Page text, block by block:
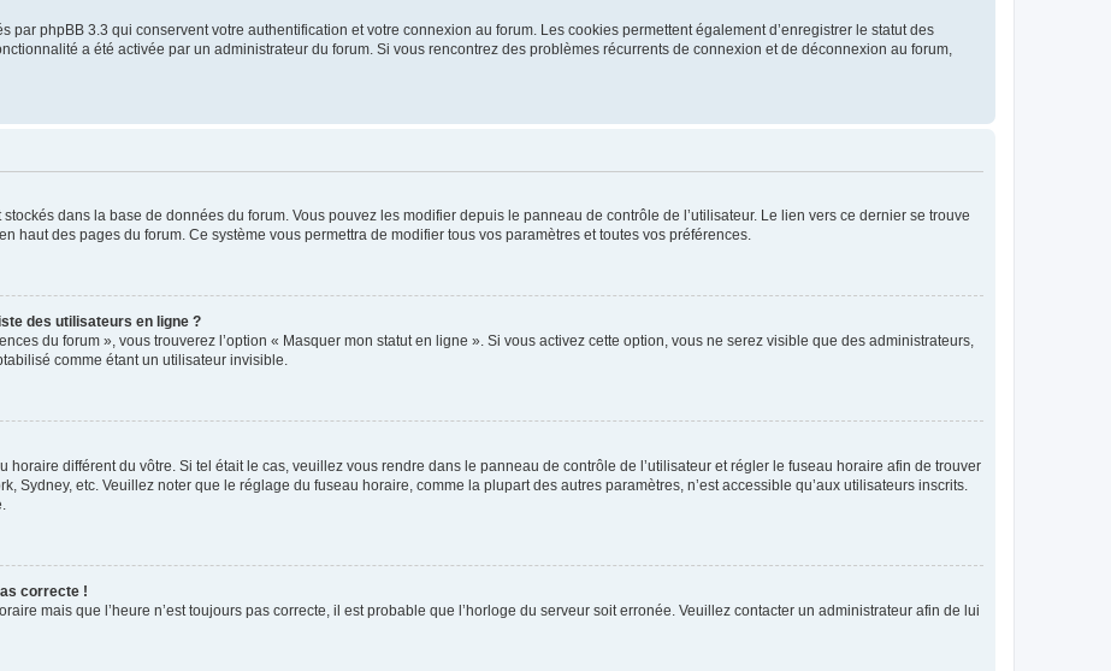
par phpBB 3.3 qui conservent votre authentification et votre connexion au forum. Les cookies permettent également d’enregistrer le statut des
a été activée par un administrateur du forum. Si vous rencontrez des problèmes récurrents de connexion et de déconnexion au forum,
dans la base de données du forum. Vous pouvez les modifier depuis le panneau de contrôle de l’utilisateur. Le lien vers ce dernier se trouve
haut des pages du forum. Ce système vous permettra de modifier tous vos paramètres et toutes vos préférences.
des utilisateurs en ligne ?
du forum », vous trouverez l’option « Masquer mon statut en ligne ». Si vous activez cette option, vous ne serez visible que des administrateurs,
comme étant un utilisateur invisible.
horaire différent du vôtre. Si tel était le cas, veuillez vous rendre dans le panneau de contrôle de l’utilisateur et régler le fuseau horaire afin de trouver
Sydney, etc. Veuillez noter que le réglage du fuseau horaire, comme la plupart des autres paramètres, n’est accessible qu’aux utilisateurs inscrits.
correcte !
mais que l’heure n’est toujours pas correcte, il est probable que l’horloge du serveur soit erronée. Veuillez contacter un administrateur afin de lui